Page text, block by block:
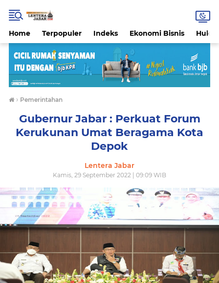
Home Terpopuler Indeks Ekonomi Bisnis
› Pemerintahan
Gubernur Jabar : Perkuat Forum
Kerukunan Umat Beragama Kota
Depok
Lentera Jabar
Kamis, 29 September 2022 | 09:09 WIB